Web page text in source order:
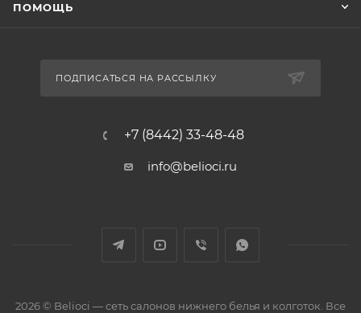
ПОМОЩЬ
ПОДПИСАТЬСЯ НА РАССЫЛКУ
+7 (8442) 33-48-48
info@belioci.ru
2026 © Belioci — сеть салонов нижнего белья и колготок. Все